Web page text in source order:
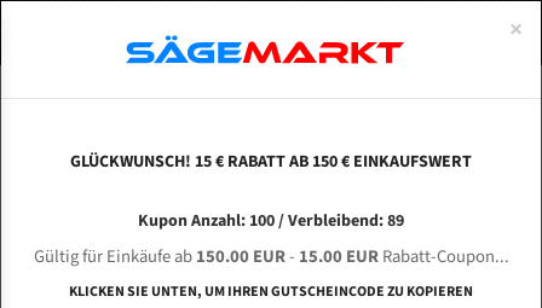
KRISTOM CM 350 NS für 4120 mm Bi-Metall
Bandsägeblätter
ABOUTS
ENGLISH
Bi-Metall Meterware
Fleischerei Bandsägeblätter
×
GLÜCKWUNSCH! 15 € RABATT AB 150 € EINKAUFSWERT
Kupon Anzahl: 100 / Verbleibend: 89
Gültig für Einkäufe ab150.00 EUR- 15.00 EURRabatt-Coupon...
KLICKEN SIE UNTEN, UM IHREN GUTSCHEINCODE ZU KOPIEREN